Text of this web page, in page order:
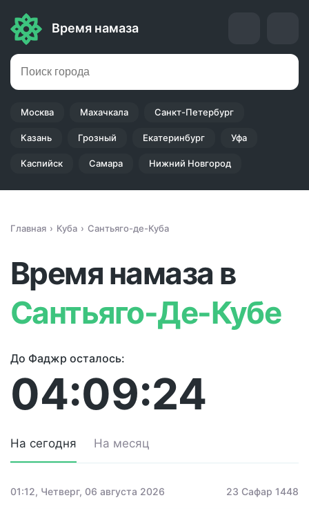
Время намаза
Москва Махачкала Санкт-Петербург
Казань Грозный Екатеринбург Уфа
Каспийск Самара Нижний Новгород
Главная Куба Сантьяго-де-Куба
Время намаза в
Сантьяго-Де-Кубе
До Фаджр осталось:
04:09:24
На сегодня На месяц
01:12, Четверг, 06 августа 2026 23 Сафар 1448